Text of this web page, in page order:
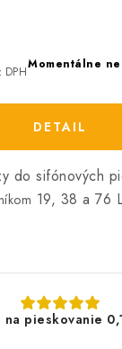
Momentálne
DETAIL
do sifónových
19, 38 a 76
na pieskovanie